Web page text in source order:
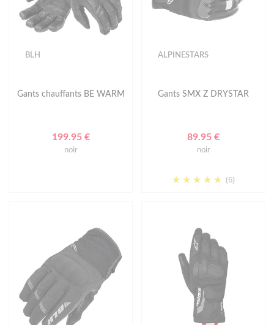
BLH
Gants chauffants BE WARM
199.95 €
noir
ALPINESTARS
Gants SMX Z DRYSTAR
89.95 €
noir
(6)